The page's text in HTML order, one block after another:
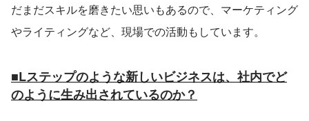
だまだスキルを磨きたい思いもあるので、マーケティング
やライティングなど、現場での活動もしています。
■Lステップのような新しいビジネスは、社内でど
のように生み出されているのか？